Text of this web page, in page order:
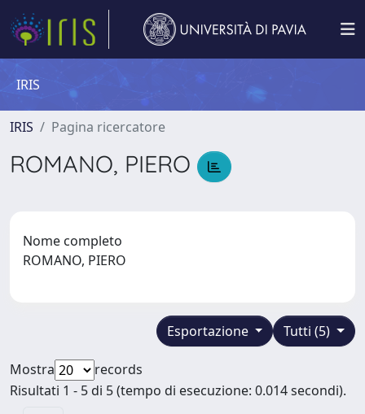
IRIS
IRIS Pagina ricercatore
ROMANO, PIERO
Nome completo
ROMANO, PIERO
Tutti (5)
Esportazione
Mostra
records
Risultati 1 - 5 di 5 (tempo di esecuzione: 0.014 secondi).